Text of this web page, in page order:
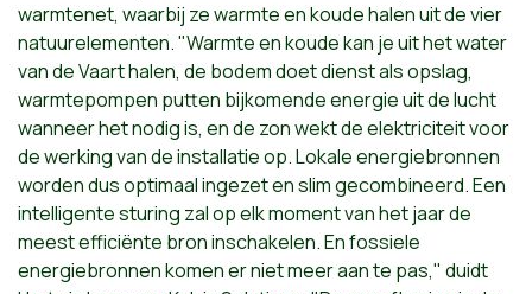
warmtenet, waarbij ze warmte en koude halen uit de vier
natuurelementen. "Warmte en koude kan je uit het water
van de Vaart halen, de bodem doet dienst als opslag,
warmtepompen putten bijkomende energie uit de lucht
wanneer het nodig is, en de zon wekt de elektriciteit voor
de werking van de installatie op. Lokale energiebronnen
worden dus optimaal ingezet en slim gecombineerd. Een
intelligente sturing zal op elk moment van het jaar de
meest efficiënte bron inschakelen. En fossiele
energiebronnen komen er niet meer aan te pas," duidt